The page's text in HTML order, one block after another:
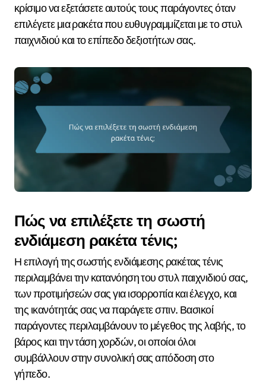
κρίσιμο να εξετάσετε αυτούς τους παράγοντες όταν
επιλέγετε μια ρακέτα που ευθυγραμμίζεται με το στυλ
παιχνιδιού και το επίπεδο δεξιοτήτων σας.
Πώς να επιλέξετε τη σωστή
ενδιάμεση ρακέτα τένις;
Η επιλογή της σωστής ενδιάμεσης ρακέτας τένις
περιλαμβάνει την κατανόηση του στυλ παιχνιδιού σας,
των προτιμήσεών σας για ισορροπία και έλεγχο, και
της ικανότητάς σας να παράγετε σπιν. Βασικοί
παράγοντες περιλαμβάνουν το μέγεθος της λαβής, το
βάρος και την τάση χορδών, οι οποίοι όλοι
συμβάλλουν στην συνολική σας απόδοση στο
γήπεδο.